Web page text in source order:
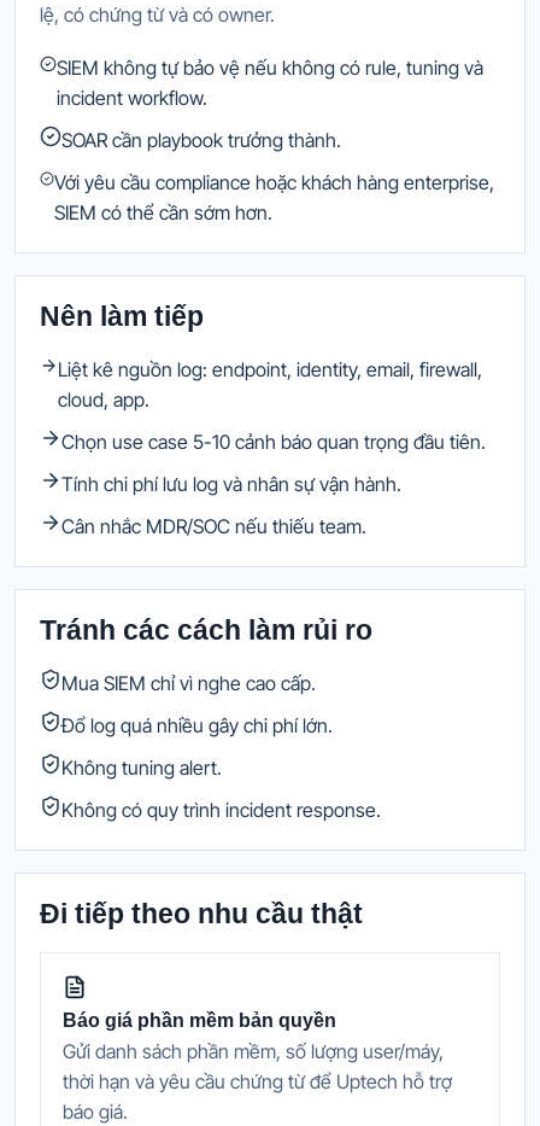
lệ, có chứng từ và có owner.
SIEM không tự bảo vệ nếu không có rule, tuning và
incident workflow.
SOAR cần playbook trưởng thành.
Với yêu cầu compliance hoặc khách hàng enterprise,
SIEM có thể cần sớm hơn.
Nên làm tiếp
Liệt kê nguồn log: endpoint, identity, email, firewall,
cloud, app.
Chọn use case 5-10 cảnh báo quan trọng đầu tiên.
Tính chi phí lưu log và nhân sự vận hành.
Cân nhắc MDR/SOC nếu thiếu team.
Tránh các cách làm rủi ro
Mua SIEM chỉ vì nghe cao cấp.
Đổ log quá nhiều gây chi phí lớn.
Không tuning alert.
Không có quy trình incident response.
Đi tiếp theo nhu cầu thật
Báo giá phần mềm bản quyền
Gửi danh sách phần mềm, số lượng user/máy,
thời hạn và yêu cầu chứng từ để Uptech hỗ trợ
báo giá.